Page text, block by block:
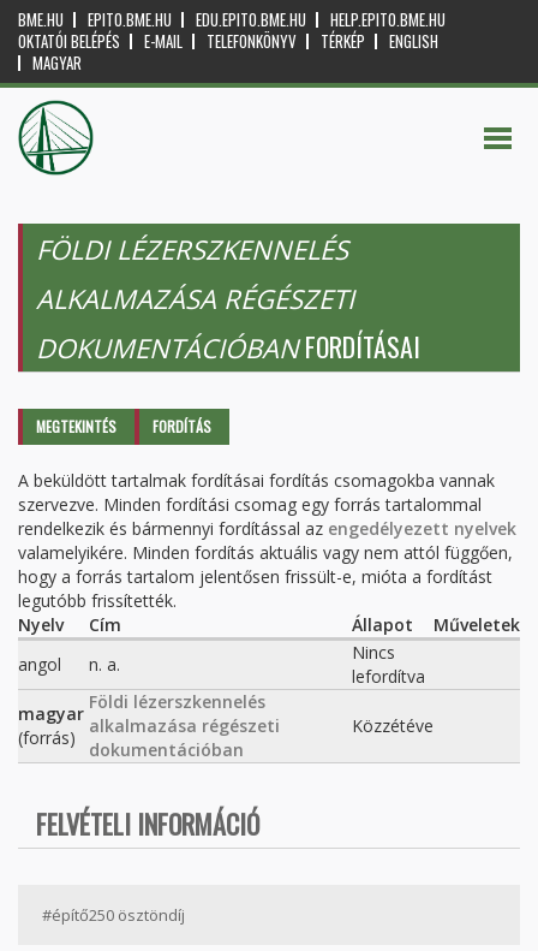
BME.HU EPITO.BME.HU EDU.EPITO.BME.HU
HELP.EPITO.BME.HU
OKTATÓI BELÉPÉS
E-MAIL TELEFONKÖNYV TÉRKÉP
ENGLISH
MAGYAR
FÖLDI LÉZERSZKENNELÉS
ALKALMAZÁSA RÉGÉSZETI
DOKUMENTÁCIÓBANFORDÍTÁSAI
Elsődleges fülek
MEGTEKINTÉS FORDÍTÁS
A beküldött tartalmak fordításai fordítás csomagokba vannak
szervezve. Minden fordítási csomag egy forrás tartalommal
rendelkezik és bármennyi fordítással az engedélyezett nyelvek
valamelyikére. Minden fordítás aktuális vagy nem attól függően,
hogy a forrás tartalom jelentősen frissült-e, mióta a fordítást
legutóbb frissítették.
Nyelv
Cím Állapot
Műveletek
angol
n. a.
Nincs
lefordítva
magyar
(forrás)
Földi lézerszkennelés
alkalmazása régészeti
dokumentációban
Közzétéve
FELVÉTELI INFORMÁCIÓ
#építő250 ösztöndíj